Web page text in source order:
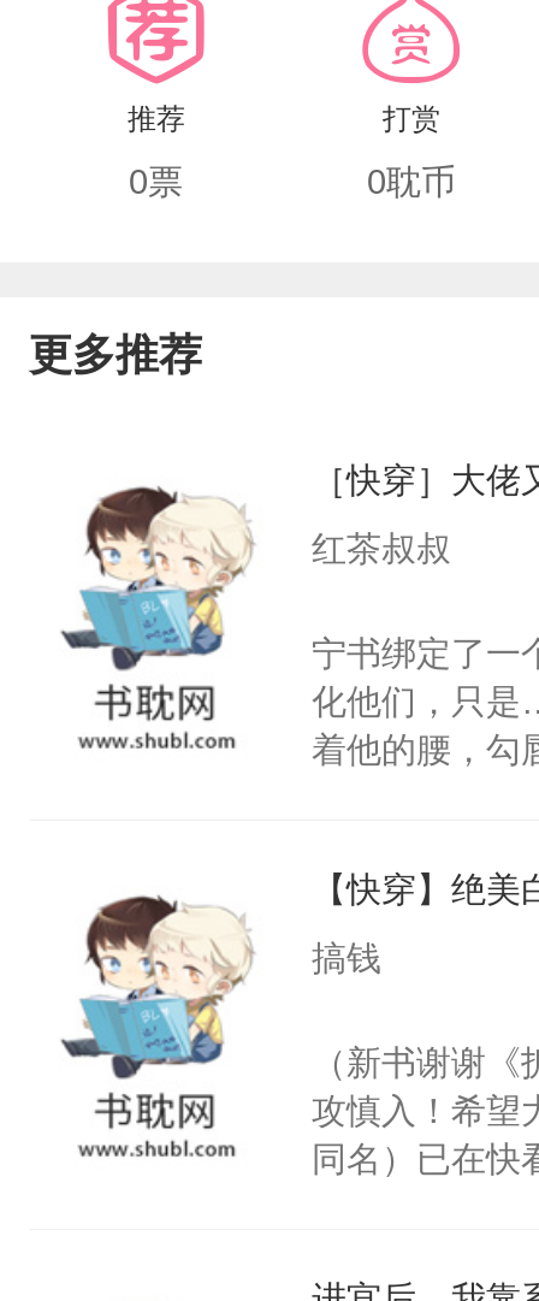
推荐
0票
打赏
0耽币
更多推荐
［快穿］大
红茶叔叔
宁书绑定了一
化他们，只是
着他的腰，勾
来，给老公
用力——为你
【快穿】绝
搞钱
（新书谢谢
攻慎入！希望
同名）已在快